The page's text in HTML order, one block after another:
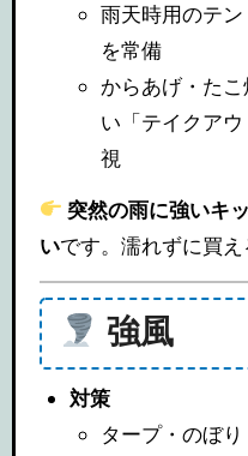
雨天時用のテ
を常備
からあげ・た
い「テイクア
視
突然の雨に強いキ
いです。濡れずに買え
強風
対策
タープ・のぼ